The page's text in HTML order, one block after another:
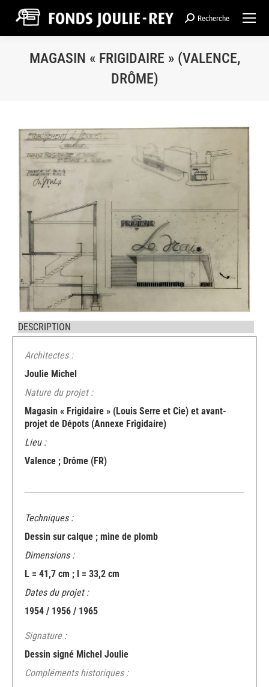
Recherche
Recherche
MAGASIN « FRIGIDAIRE » (VALENCE,
DRÔME)
DESCRIPTION
Architectes :
Joulie Michel
Nature du projet :
Magasin « Frigidaire » (Louis Serre et Cie) et avant-
projet de Dépots (Annexe Frigidaire)
Lieu :
Valence ; Drôme (FR)
Techniques :
Dessin sur calque ; mine de plomb
Dimensions :
L = 41,7 cm ; l = 33,2 cm
Dates du projet :
1954 / 1956 / 1965
Signature :
Dessin signé Michel Joulie
Compléments historiques :